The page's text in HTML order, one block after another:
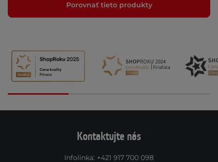
Porovnať tieto produkty
Kontaktujte nás
Infolinka: +421 917 700 098